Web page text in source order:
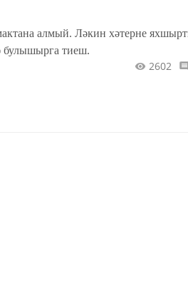
алмый. Ләкин хәтерне
булышырга тиеш.
2602